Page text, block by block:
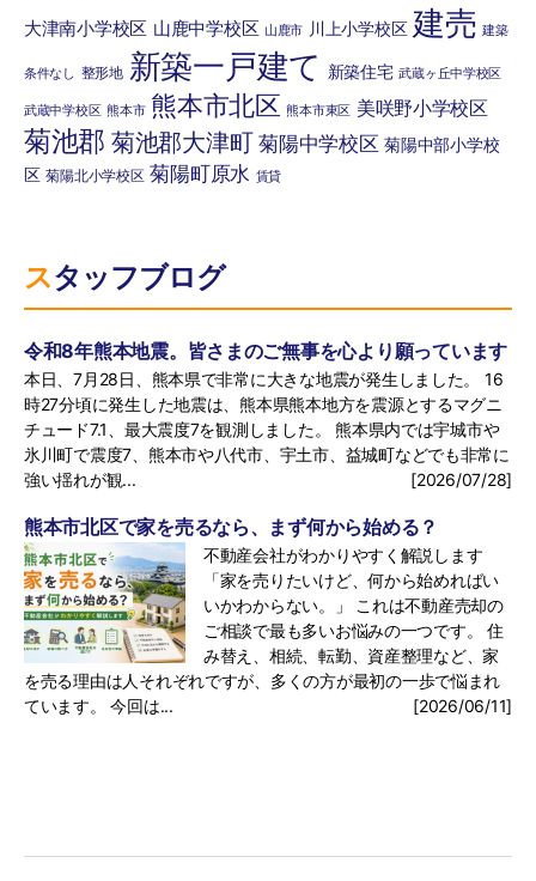
大津南小学校区 山鹿中学校区 山鹿市 川上小学校区 建売 建築
条件なし 整形地 新築一戸建て 新築住宅 武蔵ヶ丘中学校区
武蔵中学校区 熊本市 熊本市北区 熊本市東区 美咲野小学校区
菊池郡 菊池郡大津町 菊陽中学校区 菊陽中部小学校
区 菊陽北小学校区 菊陽町原水 賃貸
スタッフブログ
令和8年熊本地震。皆さまのご無事を心より願っています
本日、7月28日、熊本県で非常に大きな地震が発生しました。 16
時27分頃に発生した地震は、熊本県熊本地方を震源とするマグニ
チュード7.1、最大震度7を観測しました。 熊本県内では宇城市や
氷川町で震度7、熊本市や八代市、宇土市、益城町などでも非常に
強い揺れが観...
[2026/07/28]
熊本市北区で家を売るなら、まず何から始める？
不動産会社がわかりやすく解説します
「家を売りたいけど、何から始めればい
いかわからない。」 これは不動産売却の
ご相談で最も多いお悩みの一つです。 住
み替え、相続、転勤、資産整理など、家
を売る理由は人それぞれですが、多くの方が最初の一歩で悩まれ
ています。 今回は...
[2026/06/11]